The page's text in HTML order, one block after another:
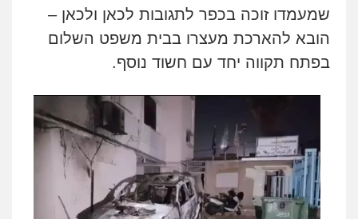
שמעמדו זוכה בכפר לתגובות לכאן ולכאן –
הובא להארכת מעצרו בבית משפט השלום
בפתח תקווה יחד עם חשוד נוסף.